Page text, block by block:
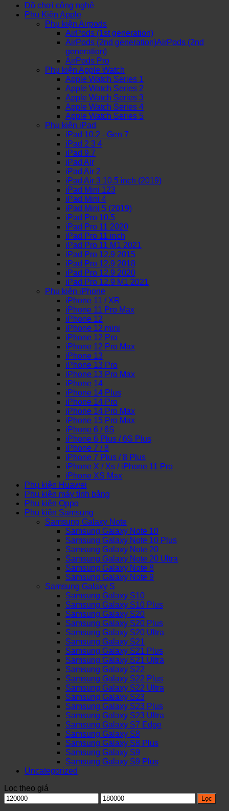
Đồ chơi công nghệ
Phụ Kiện Apple
Phụ kiện Airpods
AirPods (1st generation)
AirPods (2nd generation)AirPods (2nd
generation)
AirPods Pro
Phụ kiện Apple Watch
Apple Watch Series 1
Apple Watch Series 2
Apple Watch Series 3
Apple Watch Series 4
Apple Watch Series 5
Phụ kiện iPad
iPad 10.2 - Gen 7
iPad 2 3 4
iPad 9.7
iPad Air
iPad Air 2
iPad Air 3 10.5 inch (2019)
iPad Mini 123
iPad Mini 4
iPad Mini 5 (2019)
iPad Pro 10.5
iPad Pro 11 2020
iPad Pro 11 inch
iPad Pro 11 M1 2021
iPad Pro 12.9 2015
iPad Pro 12.9 2018
iPad Pro 12.9 2020
iPad Pro 12.9 M1 2021
Phụ kiện iPhone
iPhone 11 / XR
iPhone 11 Pro Max
iPhone 12
iPhone 12 mini
iPhone 12 Pro
iPhone 12 Pro Max
iPhone 13
iPhone 13 Pro
iPhone 13 Pro Max
iPhone 14
iPhone 14 Plus
iPhone 14 Pro
iPhone 14 Pro Max
iPhone 15 Pro Max
iPhone 6 / 6S
iPhone 6 Plus / 6S Plus
iPhone 7 / 8
iPhone 7 Plus / 8 Plus
iPhone X / Xs / iPhone 11 Pro
iPhone XS Max
Phụ kiện Huawei
Phụ kiện máy tính bảng
Phụ kiện Oppo
Phụ kiện Samsung
Samsung Galaxy Note
Samsung Galaxy Note 10
Samsung Galaxy Note 10 Plus
Samsung Galaxy Note 20
Samsung Galaxy Note 20 Ultra
Samsung Galaxy Note 8
Samsung Galaxy Note 9
Samsung Galaxy S
Samsung Galaxy S10
Samsung Galaxy S10 Plus
Samsung Galaxy S20
Samsung Galaxy S20 Plus
Samsung Galaxy S20 Ultra
Samsung Galaxy S21
Samsung Galaxy S21 Plus
Samsung Galaxy S21 Ultra
Samsung Galaxy S22
Samsung Galaxy S22 Plus
Samsung Galaxy S22 Ultra
Samsung Galaxy S23
Samsung Galaxy S23 Plus
Samsung Galaxy S23 Ultra
Samsung Galaxy S7 Edge
Samsung Galaxy S8
Samsung Galaxy S8 Plus
Samsung Galaxy S9
Samsung Galaxy S9 Plus
Uncategorized
Lọc theo giá
Giá
thấp
Giá
cao
Lọc